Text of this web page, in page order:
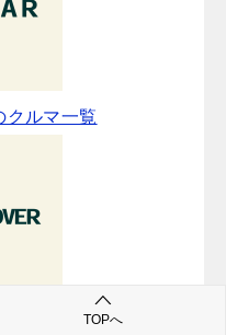
クルマ一覧
ルマ一覧TOPへ